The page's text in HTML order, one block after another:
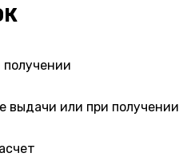
выдачи или при получении